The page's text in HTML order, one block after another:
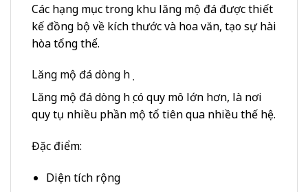
Các hạng mục trong khu lăng mộ đá được thiết
kế đồng bộ về kích thước và hoa văn, tạo sự hài
hòa tổng thể.
Lăng mộ đá dòng họ
Lăng mộ đá dòng họ có quy mô lớn hơn, là nơi
quy tụ nhiều phần mộ tổ tiên qua nhiều thế hệ.
Đặc điểm:
Diện tích rộng